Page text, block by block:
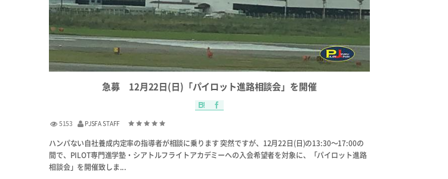
急募 12月22日(日)「パイロット進路相談会」を開催
5153 PJSFA STAFF
ハンパない自社養成内定率の指導者が相談に乗ります 突然ですが、12月22日(日)の13:30〜17:00の
間で、PILOT専門進学塾・シアトルフライトアカデミーへの入会希望者を対象に、「パイロット進路
相談会」を開催致しま...